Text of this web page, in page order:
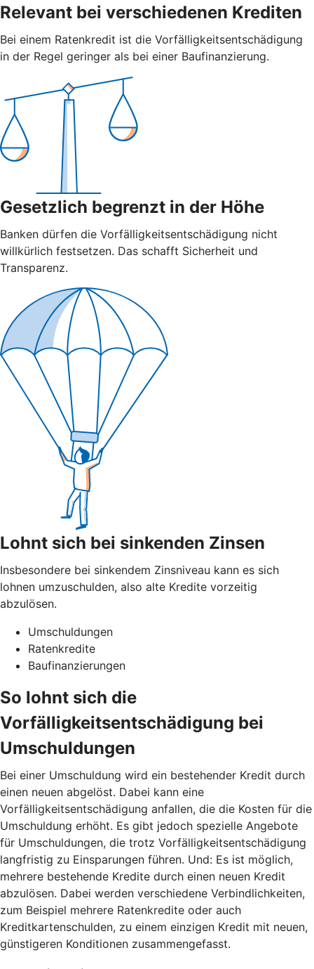
Relevant bei verschiedenen Krediten
Bei einem Ratenkredit ist die Vorfälligkeitsentschädigung
in der Regel geringer als bei einer Baufinanzierung.
Gesetzlich begrenzt in der Höhe
Banken dürfen die Vorfälligkeitsentschädigung nicht
willkürlich festsetzen. Das schafft Sicherheit und
Transparenz.
Lohnt sich bei sinkenden Zinsen
Insbesondere bei sinkendem Zinsniveau kann es sich
lohnen umzuschulden, also alte Kredite vorzeitig
abzulösen.
Umschuldungen
Ratenkredite
Baufinanzierungen
So lohnt sich die
Vorfälligkeitsentschädigung bei
Umschuldungen
Bei einer Umschuldung wird ein bestehender Kredit durch
einen neuen abgelöst. Dabei kann eine
Vorfälligkeitsentschädigung anfallen, die die Kosten für die
Umschuldung erhöht. Es gibt jedoch spezielle Angebote
für Umschuldungen, die trotz Vorfälligkeitsentschädigung
langfristig zu Einsparungen führen. Und: Es ist möglich,
mehrere bestehende Kredite durch einen neuen Kredit
abzulösen. Dabei werden verschiedene Verbindlichkeiten,
zum Beispiel mehrere Ratenkredite oder auch
Kreditkartenschulden, zu einem einzigen Kredit mit neuen,
günstigeren Konditionen zusammengefasst.